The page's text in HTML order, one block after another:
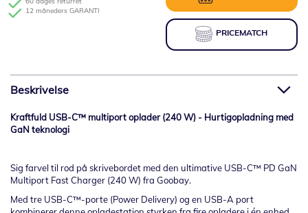
PRICEMATCH
12 måneders GARANTI
Beskrivelse
Kraftfuld USB-C™ multiport oplader (240 W) - Hurtigopladning med
GaN teknologi
Sig farvel til rod på skrivebordet med den ultimative USB-C™ PD GaN
Multiport Fast Charger (240 W) fra Goobay.
Med tre USB-C™-porte (Power Delivery) og en USB-A port